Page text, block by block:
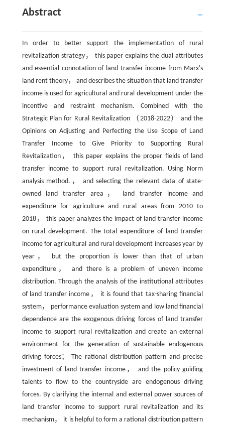
Abstract
In order to better support the implementation of rural
revitalization strategy， this paper explains the dual attributes
and essential connotation of land transfer income from Marx's
land rent theory， and describes the situation that land transfer
income is used for agricultural and rural development under the
incentive and restraint mechanism. Combined with the
Strategic Plan for Rural Revitalization （2018-2022） and the
Opinions on Adjusting and Perfecting the Use Scope of Land
Transfer Income to Give Priority to Supporting Rural
Revitalization， this paper explains the proper fields of land
transfer income to support rural revitalization. Using Norm
analysis method.， and selecting the relevant data of state-
owned land transfer area， land transfer income and
expenditure for agriculture and rural areas from 2010 to
2018， this paper analyzes the impact of land transfer income
on rural development. The total expenditure of land transfer
income for agricultural and rural development increases year by
year， but the proportion is lower than that of urban
expenditure， and there is a problem of uneven income
distribution. Through the analysis of the institutional attributes
of land transfer income， it is found that tax-sharing financial
system， performance evaluation system and low land financial
dependence are the exogenous driving forces of land transfer
income to support rural revitalization and create an external
environment for the generation of sustainable endogenous
driving forces； The rational distribution pattern and precise
investment of land transfer income， and the policy guiding
talents to flow to the countryside are endogenous driving
forces. By clarifying the internal and external power sources of
land transfer income to support rural revitalization and its
mechanism， it is helpful to form a rational distribution pattern